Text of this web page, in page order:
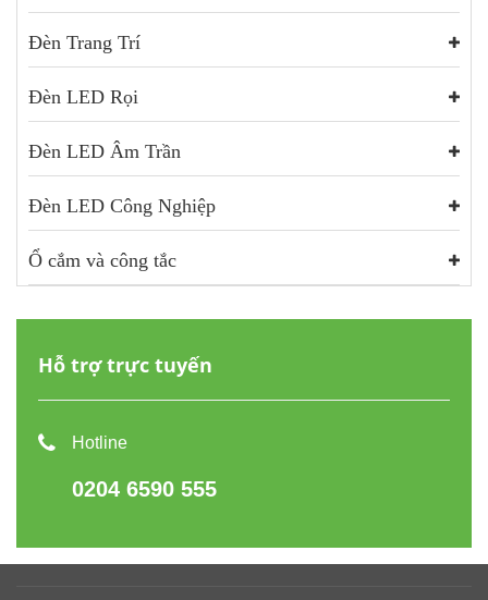
Đèn Trang Trí
Đèn LED Rọi
Đèn LED Âm Trần
Đèn LED Công Nghiệp
Ổ cắm và công tắc
Hỗ trợ trực tuyến
Hotline
0204 6590 555